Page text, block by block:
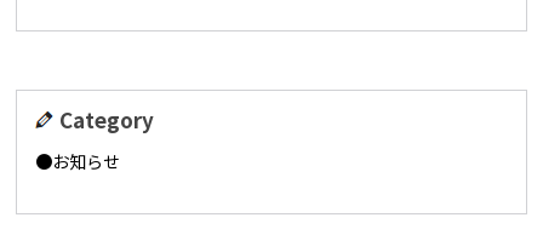
Category
お知らせ